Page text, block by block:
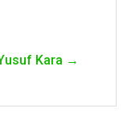
Kara →